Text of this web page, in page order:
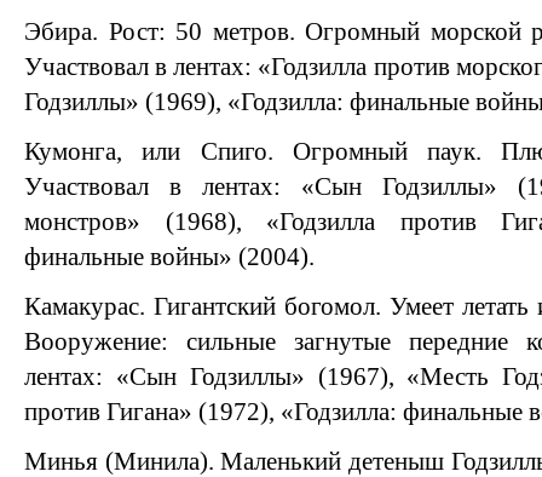
Эбира. Рост: 50 метров. Огромный морской
Участвовал в лентах: «Годзилла против
Годзиллы» (1969), «Годзилла: финальные
Кумонга, или Спиго. Огромный паук.
Участвовал в лентах: «Сын Годзиллы»
монстров» (1968), «Годзилла против
финальные войны» (2004).
Камакурас. Гигантский богомол. Умеет
Вооружение: сильные загнутые передние
лентах: «Сын Годзиллы» (1967), «Месть
против Гигана» (1972), «Годзилла: финальные
Минья (Минила). Маленький детеныш